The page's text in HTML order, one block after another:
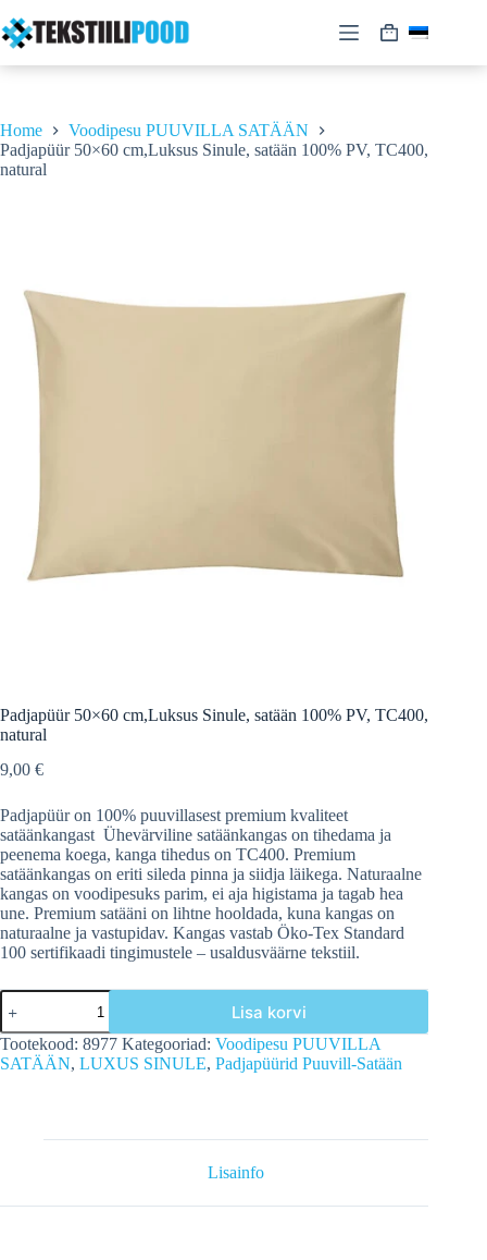
to
content
Shopping
Home
Voodipesu PUUVILLA SATÄÄN
Padjapüür 50×60 cm,Luksus Sinule, satään 100% PV, TC400,
natural
Padjapüür 50×60 cm,Luksus Sinule, satään 100% PV, TC400,
natural
9,00 €
Padjapüür on 100% puuvillasest premium kvaliteet
satäänkangast Ühevärviline satäänkangas on tihedama ja
peenema koega, kanga tihedus on TC400. Premium
satäänkangas on eriti sileda pinna ja siidja läikega. Naturaalne
kangas on voodipesuks parim, ei aja higistama ja tagab hea
une. Premium satääni on lihtne hooldada, kuna kangas on
naturaalne ja vastupidav. Kangas vastab Öko-Tex Standard
100 sertifikaadi tingimustele – usaldusväärne tekstiil.
Padjapüür
50x60
cm,Luksus
Sinule,
satään
natural
Lisa korvi
Tootekood: 8977 Kategooriad: Voodipesu PUUVILLA
SATÄÄN, LUXUS SINULE, Padjapüürid Puuvill-Satään
Lisainfo